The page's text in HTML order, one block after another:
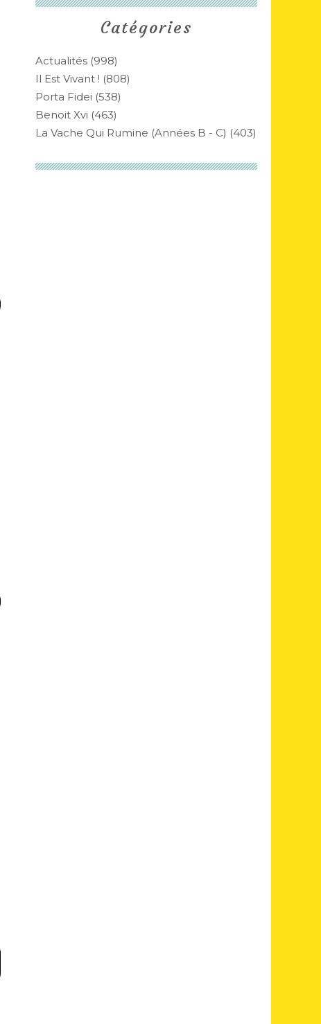
Catégories
Actualités (998)
Il Est Vivant ! (808)
Porta Fidei (538)
Benoit Xvi (463)
La Vache Qui Rumine (années B - C) (403)